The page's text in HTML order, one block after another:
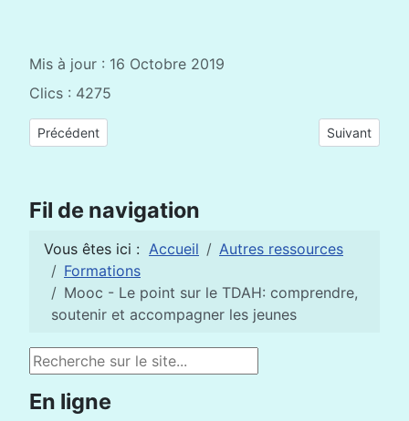
Mis à jour : 16 Octobre 2019
Clics : 4275
Article précédent : MOOC « Objectifs de Développement
Précédent Article
Suivant
Fil de navigation
Vous êtes ici : Accueil
Autres ressources
Formations
Mooc - Le point sur le TDAH: comprendre,
soutenir et accompagner les jeunes
Rechercher
En ligne